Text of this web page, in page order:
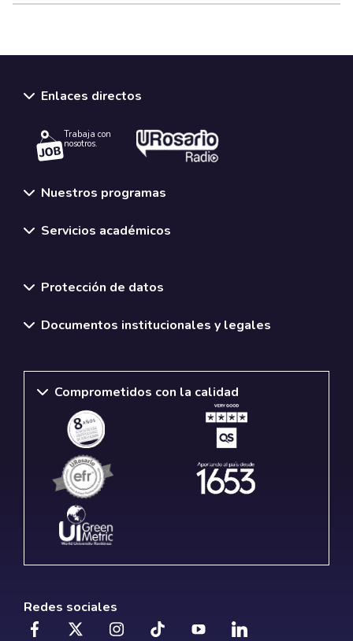
Enlaces directos
Trabaja con
nosotros.
Nuestros programas
Servicios académicos
Protección de datos
Documentos institucionales y legales
Comprometidos con la calidad
Redes sociales